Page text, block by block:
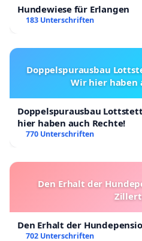
Hundewiese für Erlangen
183 Unterschriften
Doppelspurausbau
Wir hier haben
Doppelspurausbau
hier haben auch Rechte!
770 Unterschriften
Den Erhalt der
Den Erhalt der
702 Unterschriften